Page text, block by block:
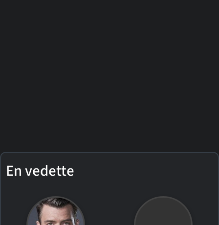
En vedette